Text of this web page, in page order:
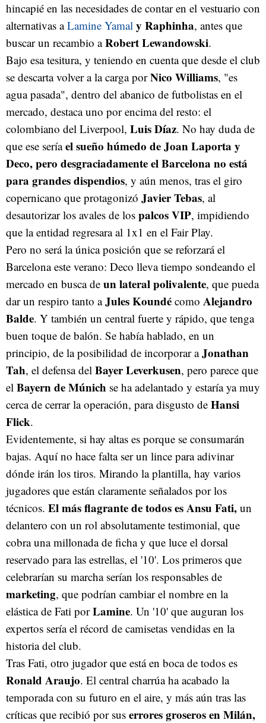
hincapié en las necesidades de contar en el vestuario con
alternativas aLamine Yamal y Raphinha, antes que
buscar un recambio aRobert Lewandowski.
Bajo esa tesitura, y teniendo en cuenta que desde el club
se descarta volver a la carga porNico Williams, "es
agua pasada", dentro del abanico de futbolistas en el
mercado, destaca uno por encima del resto: el
colombiano del Liverpool, Luis Díaz. No hay duda de
que ese seríael sueño húmedo de Joan Laporta y
Deco, pero desgraciadamente el Barcelona no está
para grandes dispendios, y aún menos, tras el giro
copernicano que protagonizó Javier Tebas, al
desautorizar los avales de los palcos VIP, impidiendo
que la entidad regresara al 1x1 en el Fair Play.
Pero no será la única posición que se reforzará el
Barcelona este verano: Deco lleva tiempo sondeando el
mercado en busca de un lateral polivalente, que pueda
dar un respiro tanto aJules Koundé como Alejandro
Balde. Y también un central fuerte y rápido, que tenga
buen toque de balón. Se había hablado, en un
principio, de la posibilidad de incorporar aJonathan
Tah, el defensa del Bayer Leverkusen, pero parece que
el Bayern de Múnich se ha adelantado y estaría ya muy
cerca de cerrar la operación, para disgusto de Hansi
Flick.
Evidentemente, si hay altas es porque se consumarán
bajas. Aquí no hace falta ser un lince para adivinar
dónde irán los tiros. Mirando la plantilla, hay varios
jugadores que están claramente señalados por los
técnicos. El más flagrante de todos es Ansu Fati, un
delantero con un rol absolutamente testimonial, que
cobra una millonada de ficha y que luce el dorsal
reservado para las estrellas, el '10'. Los primeros que
celebrarían su marcha serían los responsables de
marketing, que podrían cambiar el nombre en la
elástica de Fati porLamine. Un '10' que auguran los
expertos sería el récord de camisetas vendidas en la
historia del club.
Tras Fati, otro jugador que está en boca de todos es
Ronald Araujo. El central charrúa ha acabado la
temporada con su futuro en el aire, y más aún tras las
críticas que recibió por sus errores groseros en Milán,